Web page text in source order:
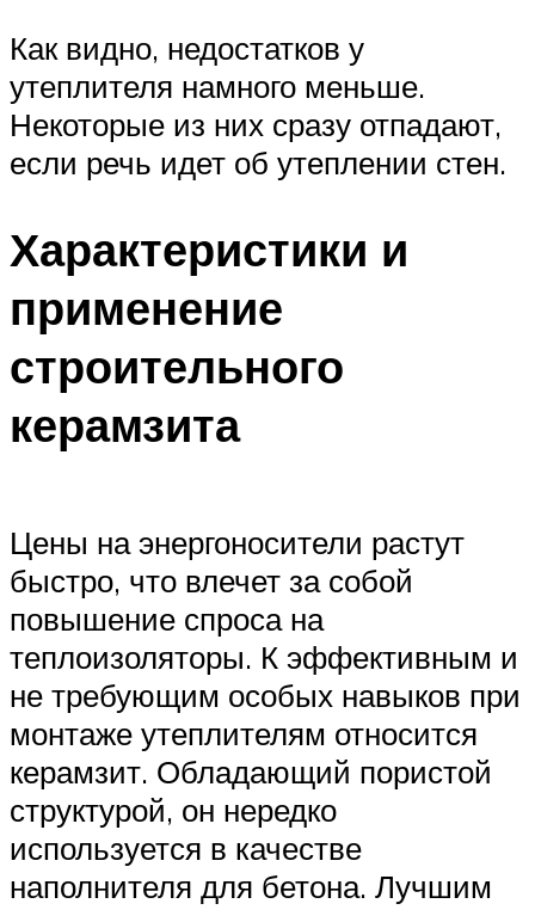
Как видно, недостатков у
утеплителя намного меньше.
Некоторые из них сразу отпадают,
если речь идет об утеплении стен.
Характеристики и
применение
строительного
керамзита
Цены на энергоносители растут
быстро, что влечет за собой
повышение спроса на
теплоизоляторы. К эффективным и
не требующим особых навыков при
монтаже утеплителям относится
керамзит. Обладающий пористой
структурой, он нередко
используется в качестве
наполнителя для бетона. Лучшим